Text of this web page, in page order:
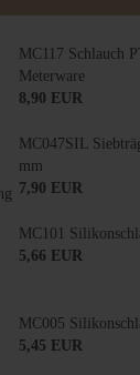
MC117 Schlauch
Meterware
8,90 EUR
MC047SIL
mm
7,90 EUR
MC101
5,66 EUR
MC005
5,45 EUR